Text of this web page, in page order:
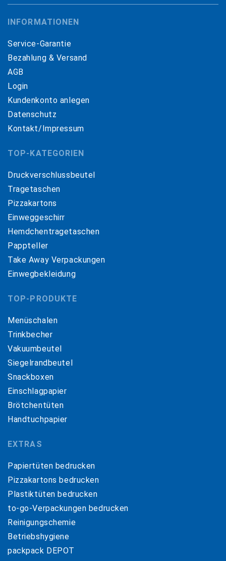
INFORMATIONEN
Service-Garantie
Bezahlung & Versand
AGB
Login
Kundenkonto anlegen
Datenschutz
Kontakt/Impressum
TOP-KATEGORIEN
Druckverschlussbeutel
Tragetaschen
Pizzakartons
Einweggeschirr
Hemdchentragetaschen
Pappteller
Take Away Verpackungen
Einwegbekleidung
TOP-PRODUKTE
Menüschalen
Trinkbecher
Vakuumbeutel
Siegelrandbeutel
Snackboxen
Einschlagpapier
Brötchentüten
Handtuchpapier
EXTRAS
Papiertüten bedrucken
Pizzakartons bedrucken
Plastiktüten bedrucken
to-go-Verpackungen bedrucken
Reinigungschemie
Betriebshygiene
packpack DEPOT